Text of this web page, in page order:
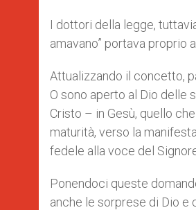
I dottori della legge,
amavano” portava proprio
Attualizzando il concetto,
O sono aperto al Dio delle
Cristo – in Gesù, quello
maturità, verso la
fedele alla voce del
Ponendoci queste
anche le sorprese di Dio e